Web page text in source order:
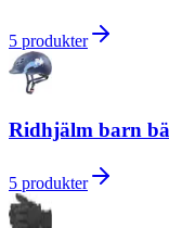
5 produkter
Ridhjälm barn
5 produkter